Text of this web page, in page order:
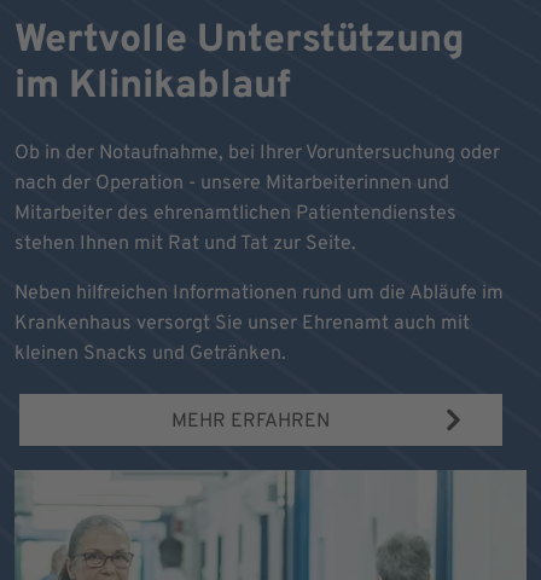
Wertvolle Unterstützung
im Klinikablauf
Ob in der Notaufnahme, bei Ihrer Voruntersuchung oder
nach der Operation - unsere Mitarbeiterinnen und
Mitarbeiter des ehrenamtlichen Patientendienstes
stehen Ihnen mit Rat und Tat zur Seite.
Neben hilfreichen Informationen rund um die Abläufe im
Krankenhaus versorgt Sie unser Ehrenamt auch mit
kleinen Snacks und Getränken.
MEHR ERFAHREN